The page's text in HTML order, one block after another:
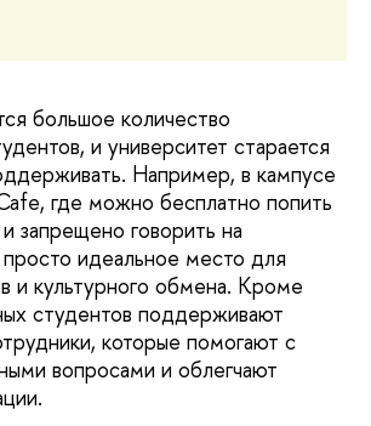
большое количество
и университет старается
Например, в кампусе
где можно бесплатно попить
запрещено говорить на
идеальное место для
и культурного обмена. Кроме
студентов поддерживают
которые помогают с
вопросами и облегчают